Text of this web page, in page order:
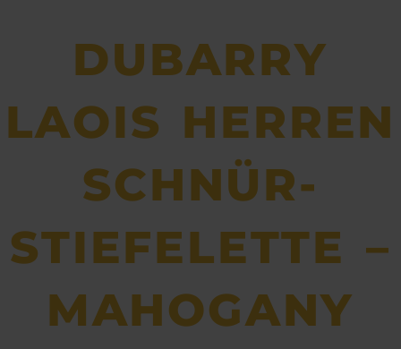
DUBARRY
LAOIS HERREN
SCHNÜR-
STIEFELETTE –
MAHOGANY